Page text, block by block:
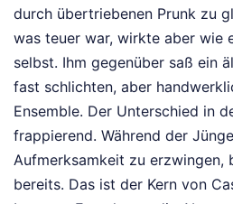
durch übertriebenen Prunk zu
was teuer war, wirkte aber wie
selbst. Ihm gegenüber saß ein
fast schlichten, aber
Ensemble. Der Unterschied in
frappierend. Während der
Aufmerksamkeit zu erzwingen,
bereits. Das ist der Kern von